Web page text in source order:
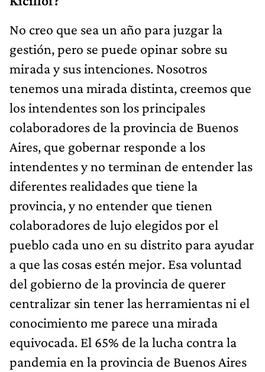
No creo que sea un año para juzgar la
gestión, pero se puede opinar sobre su
mirada y sus intenciones. Nosotros
tenemos una mirada distinta, creemos que
los intendentes son los principales
colaboradores de la provincia de Buenos
Aires, que gobernar responde a los
intendentes y no terminan de entender las
diferentes realidades que tiene la
provincia, y no entender que tienen
colaboradores de lujo elegidos por el
pueblo cada uno en su distrito para ayudar
a que las cosas estén mejor. Esa voluntad
del gobierno de la provincia de querer
centralizar sin tener las herramientas ni el
conocimiento me parece una mirada
equivocada. El 65% de la lucha contra la
pandemia en la provincia de Buenos Aires